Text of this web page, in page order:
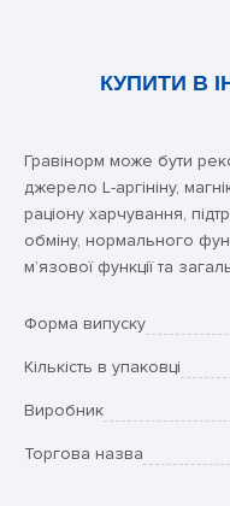
КУПИТИ В
Гравінорм може бути
джерело L-аргініну,
раціону харчування,
обміну, нормального
м’язової функції та
Форма випуску
Кількість в упаковці
Виробник
Торгова назва